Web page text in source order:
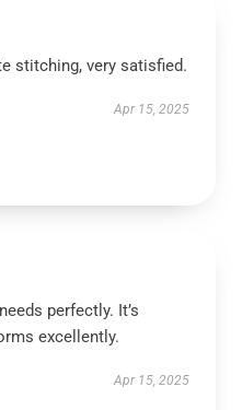
stitching, very satisfied.
Apr 15, 2025
perfectly. It’s
excellently.
Apr 15, 2025